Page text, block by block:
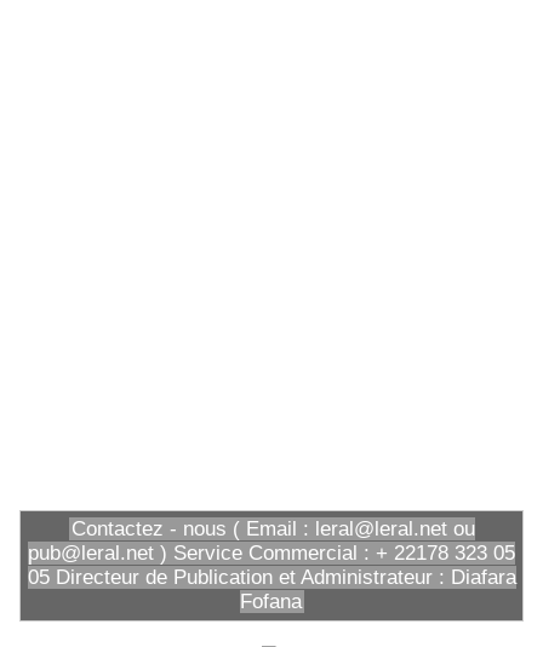
Contactez - nous ( Email : leral@leral.net ou
pub@leral.net ) Service Commercial : + 22178 323 05
05 Directeur de Publication et Administrateur : Diafara
Fofana